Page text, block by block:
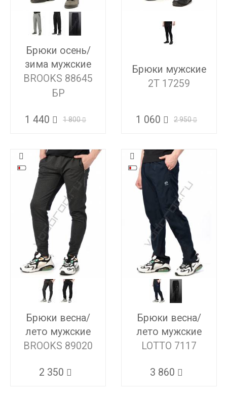
Брюки осень/
зима мужские
BROOKS 88645
БР
1 440 1 800
Брюки мужские
2T 17259
1 060 2 950
Брюки весна/
лето мужские
BROOKS 89020
2 350
Брюки весна/
лето мужские
LOTTO 7117
3 860